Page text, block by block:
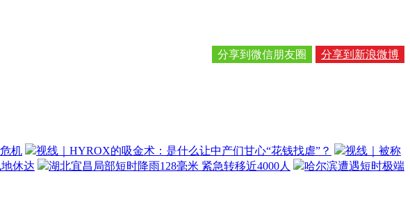
分享到新浪微博
分享到微信朋友圈
机 视线｜HYROX的吸金术：是什么让中产们甘心“花钱找虐”？
视线｜被称
休达 湖北宜昌局部短时降雨128毫米 紧急转移近4000人
哈尔滨遭遇短时极端